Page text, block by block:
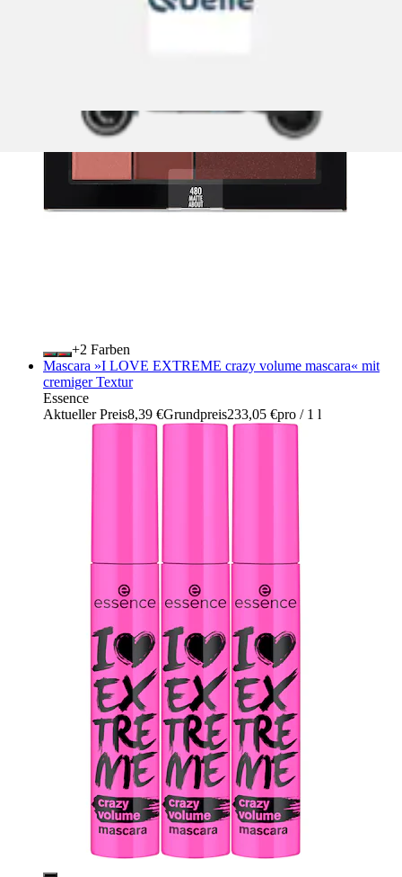
+
Farben
Mascara »I LOVE EXTREME crazy volume mascara« mit
cremiger Textur
Essence
Aktueller Preis8,39 €Grundpreis233,05 €pro / 1 l